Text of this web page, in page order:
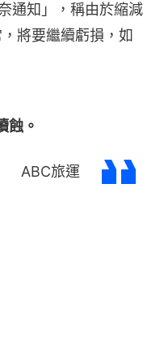
通知」，稱由於縮減
將要繼續虧損，如
蝕。
ABC旅運